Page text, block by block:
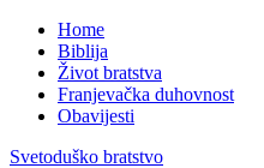
Home
Biblija
Život bratstva
Franjevačka duhovnost
Obavijesti
Svetoduško bratstvo